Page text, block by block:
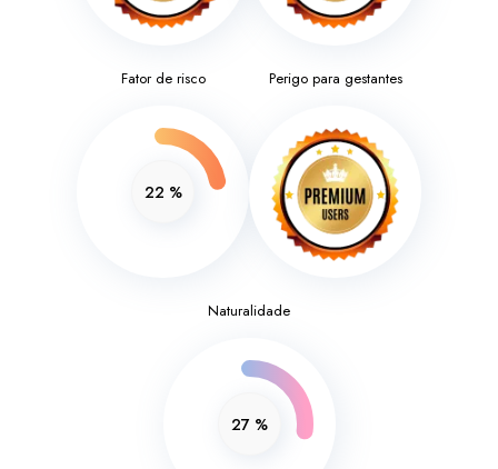
Fator de risco
22 %
Perigo para gestantes
Naturalidade
27%